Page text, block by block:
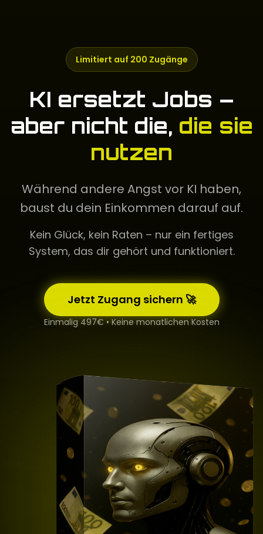
Limitiert auf 200 Zugänge
KI ersetzt Jobs –
aber nicht die, die sie
nutzen
Während andere Angst vor KI haben,
baust du dein Einkommen darauf auf.
Kein Glück, kein Raten – nur ein fertiges
System, das dir gehört und funktioniert.
Jetzt Zugang sichern 🚀
Einmalig 497€ • Keine monatlichen Kosten